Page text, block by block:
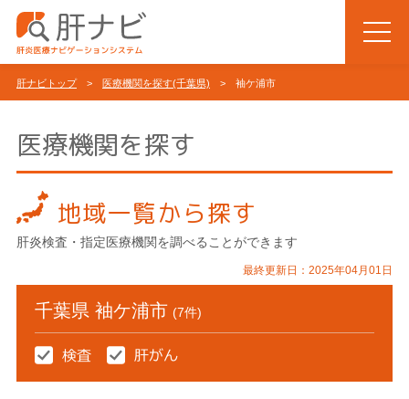
肝ナビトップ> 医療機関を探す(千葉県) > 袖ケ浦市
医療機関を探す
地域一覧から探す
肝炎検査・指定医療機関を調べることができます
最終更新日：2025年04月01日
千葉県 袖ケ浦市 (7件)